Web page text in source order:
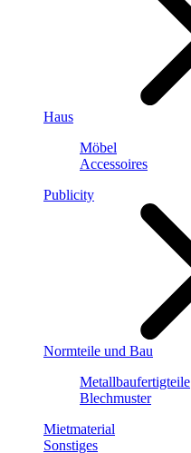
Haus
Möbel
Accessoires
Publicity
Normteile und Bau
Metallbaufertigteile
Blechmuster
Mietmaterial
Sonstiges